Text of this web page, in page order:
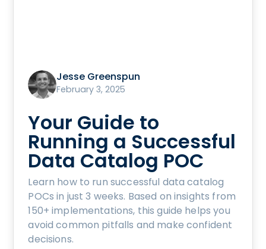
Jesse Greenspun
February 3, 2025
Your Guide to
Running a Successful
Data Catalog POC
Learn how to run successful data catalog
POCs in just 3 weeks. Based on insights from
150+ implementations, this guide helps you
avoid common pitfalls and make confident
decisions.